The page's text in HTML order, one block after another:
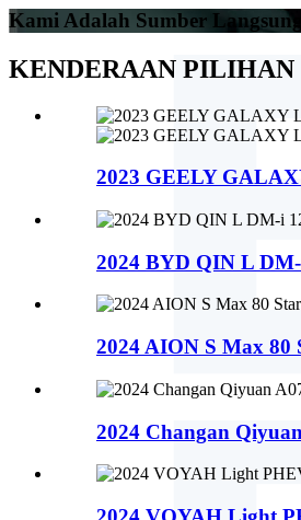
Kami Adalah Sumber
KENDERAAN PILIHAN
2023 GEELY
2024 BYD QIN L
2024 AION S Max 80
2024 Changan